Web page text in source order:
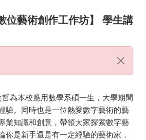
位藝術創作工作坊】 學生講
哲為本校應用數學系碩一生，大學期間
驗。同時也是一位熱愛數字藝術的藝
業知識和創意，帶領大家探索數字藝
你是新手還是有一定經驗的藝術家，